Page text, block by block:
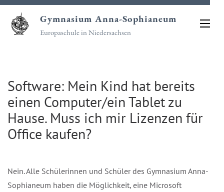
Zum
Inhalt
springen
Gymnasium Anna-Sophianeum
Europaschule in Niedersachsen
Software: Mein Kind hat bereits
einen Computer/ein Tablet zu
Hause. Muss ich mir Lizenzen für
Office kaufen?
Nein. Alle Schülerinnen und Schüler des Gymnasium Anna-
Sophianeum haben die Möglichkeit, eine Microsoft